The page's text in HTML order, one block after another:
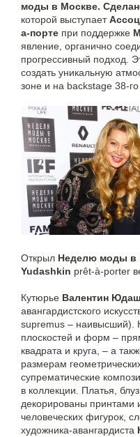
моды в Москве.
которой выступает
а-порте при поддержке
явление, органично
прогрессивный подход.
создать уникальную
зоне и на backstage 38-го
Открыл Неделю моды в
Yudashkin prêt-à-porter
Кутюрье Валентин
авангардистского
supremus – наивысший).
плоскостей и форм –
квадрата и круга, – а
размерам
супрематические
в коллекции. Платья,
декорированы принтами
человеческих фигурок,
художника-авангардиста